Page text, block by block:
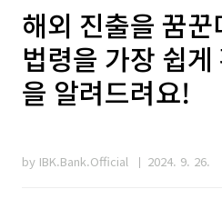
해외 진출을 꿈
법령을 가장 쉽
을 알려드려요!
by IBK.Bank.Official 2024. 9. 26.